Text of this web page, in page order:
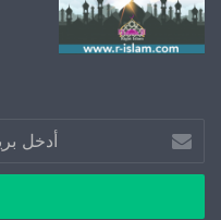
أدخل
بريدك
الإلكتروني